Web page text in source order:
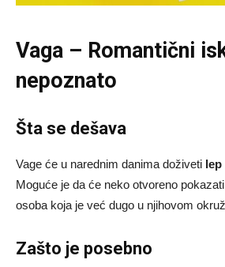
Vaga – Romantični
nepoznato
Šta se dešava
Vage će u narednim danima doživeti lep
Moguće je da će neko otvoreno
osoba koja je već dugo u njihovom
Zašto je posebno